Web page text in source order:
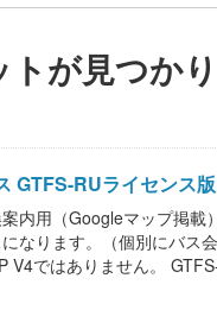
が見つか
GTFS-RUライセンス
（Googleマップ掲載
なります。（個別にバス
V4ではありません。